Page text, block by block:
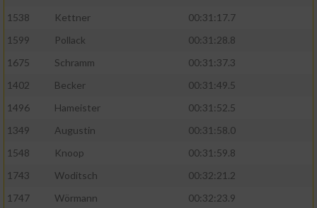
1538
Kettner
00:31:17.7
1599
Pollack
00:31:28.8
1675
Schramm
00:31:37.3
1402
Becker
00:31:49.5
1496
Hameister
00:31:52.5
1349
Augustin
00:31:58.0
1548
Knoop
00:31:59.8
1743
Woditsch
00:32:21.2
1747
Wörmann
00:32:23.9